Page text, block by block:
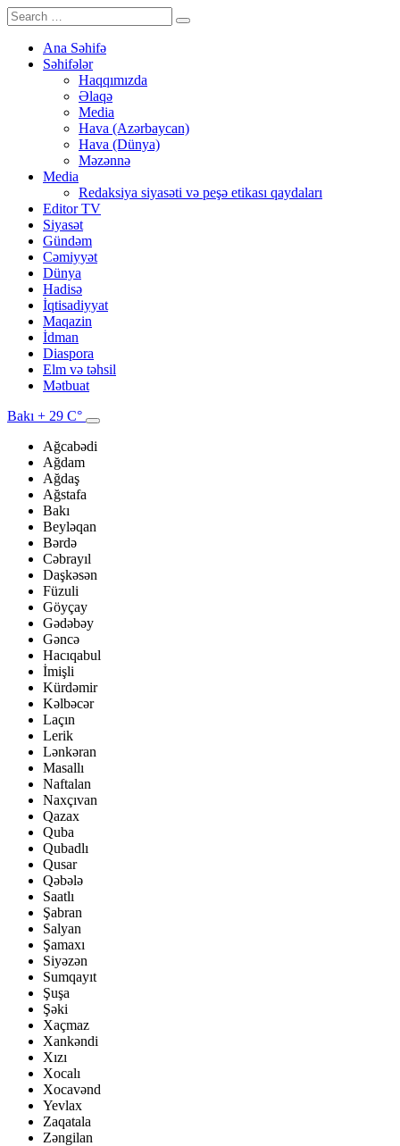
Ana Səhifə
Səhifələr
Haqqımızda
Əlaqə
Media
Hava (Azərbaycan)
Hava (Dünya)
Məzənnə
Media
Redaksiya siyasəti və peşə etikası qaydaları
Editor TV
Siyasət
Gündəm
Cəmiyyət
Dünya
Hadisə
İqtisadiyyat
Maqazin
İdman
Diaspora
Elm və təhsil
Mətbuat
Bakı + 29 C°
Ağcabədi
Ağdam
Ağdaş
Ağstafa
Bakı
Beyləqan
Bərdə
Cəbrayıl
Daşkəsən
Füzuli
Göyçay
Gədəbəy
Gəncə
Hacıqabul
İmişli
Kürdəmir
Kəlbəcər
Laçın
Lerik
Lənkəran
Masallı
Naftalan
Naxçıvan
Qazax
Quba
Qubadlı
Qusar
Qəbələ
Saatlı
Şabran
Salyan
Şamaxı
Siyəzən
Sumqayıt
Şuşa
Şəki
Xaçmaz
Xankəndi
Xızı
Xocalı
Xocavənd
Yevlax
Zaqatala
Zəngilan